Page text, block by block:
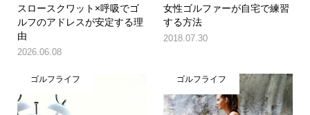
スロースクワット×呼吸でゴ
ルフのアドレスが安定する理
由
2026.06.08
女性ゴルファーが自宅で練習
する方法
2018.07.30
ゴルフライフ ゴルフライフ